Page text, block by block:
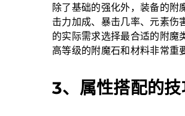
除了基础的强化外，装备的
击力加成、暴击几率、元素
的实际需求选择最合适的附
高等级的附魔石和材料非常重
3、属性搭配的技